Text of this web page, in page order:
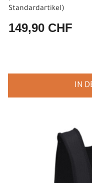
Standardartikel)
149,90 CHF
IN